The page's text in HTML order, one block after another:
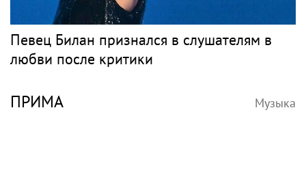
Певец Билан признался в слушателям в
любви после критики
ПРИМА Музыка